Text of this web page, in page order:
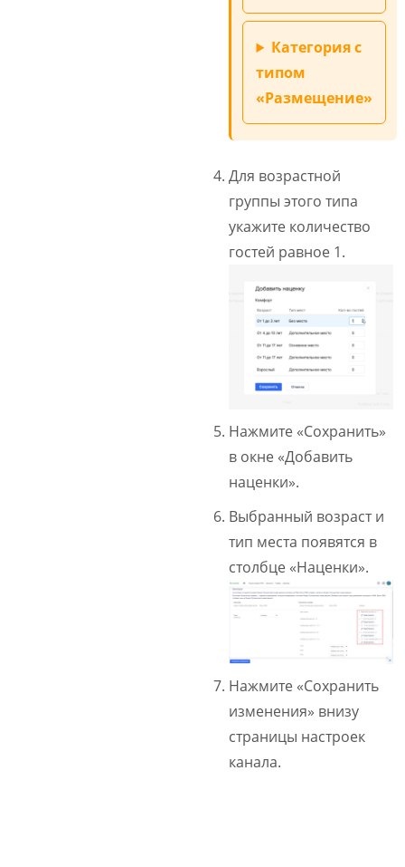
Категория с
типом
«Размещение»
Для возрастной
группы этого типа
укажите количество
гостей равное 1.
Нажмите «Сохранить»
в окне «Добавить
наценки».
Выбранный возраст и
тип места появятся в
столбце «Наценки».
Нажмите «Сохранить
изменения» внизу
страницы настроек
канала.